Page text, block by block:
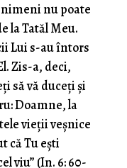
nimeni nu poate
la Tatăl Meu.
Lui s-au întors
Zis-a, deci,
să vă duceţi şi
Doamne, la
vieţii veşnice
că Tu eşti
viu” (In. 6: 60-